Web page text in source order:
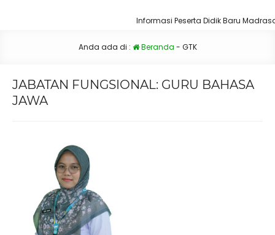
Informasi Peserta Didik Baru
Anda ada di : Beranda - GTK
JABATAN FUNGSIONAL: GURU BAHASA
JAWA